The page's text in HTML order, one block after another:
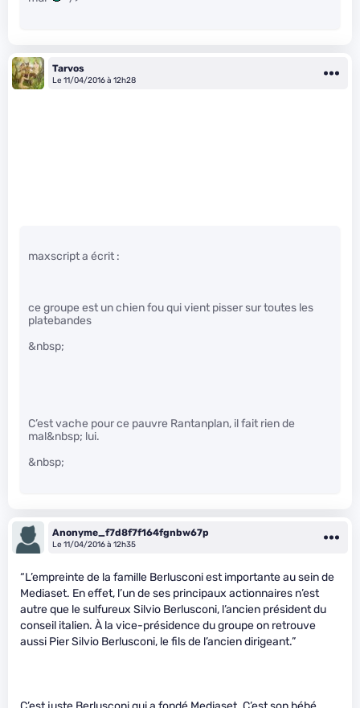
Tarvos
Le 11/04/2016 à 12h28
maxscript a écrit :
ce groupe est un chien fou qui vient pisser sur toutes les
platebandes
&nbsp;
C’est vache pour ce pauvre Rantanplan, il fait rien de
mal&nbsp; lui.
&nbsp;
Anonyme_f7d8f7f164fgnbw67p
Le 11/04/2016 à 12h35
“L’empreinte de la famille Berlusconi est importante au sein de
Mediaset. En effet, l’un de ses principaux actionnaires n’est
autre que le sulfureux Silvio Berlusconi, l’ancien président du
conseil italien. À la vice-présidence du groupe on retrouve
aussi Pier Silvio Berlusconi, le fils de l’ancien dirigeant.”